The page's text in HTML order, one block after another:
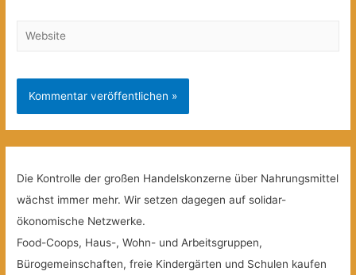
Website
Die Kontrolle der großen Handelskonzerne über Nahrungsmittel
wächst immer mehr. Wir setzen dagegen auf solidar-
ökonomische Netzwerke.
Food-Coops, Haus-, Wohn- und Arbeitsgruppen,
Bürogemeinschaften, freie Kindergärten und Schulen kaufen